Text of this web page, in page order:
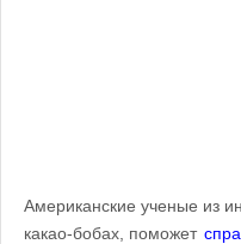
Американские ученые из
какао-бобах, поможет